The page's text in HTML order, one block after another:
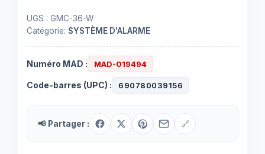
UGS : GMC-36-W
Catégorie: SYSTÈME D'ALARME
Numéro MAD : MAD-019494
Code-barres (UPC) : 690780039156
📢 Partager : 🔗